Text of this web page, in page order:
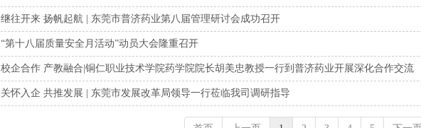
继往开来 扬帆起航 | 东莞市普济药业第八届管理研讨会成功召开
“第十八届质量安全月活动”动员大会隆重召开
校企合作 产教融合|铜仁职业技术学院药学院院长胡美忠教授一行到普济药业开展深化合作交流
关怀入企 共推发展 | 东莞市发展改革局领导一行莅临我司调研指导